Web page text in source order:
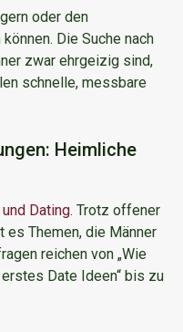
oder den
Die Suche nach
zwar ehrgeizig sind,
schnelle, messbare
Heimliche
Dating. Trotz offener
es Themen, die Männer
reichen von „Wie
Date Ideen“ bis zu